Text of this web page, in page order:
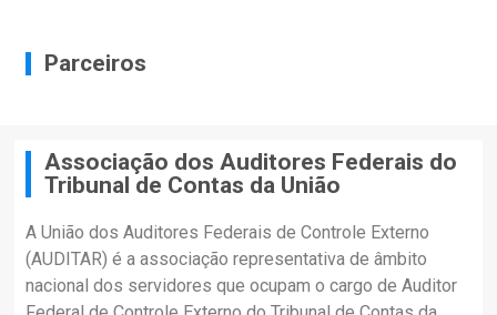
Parceiros
Associação dos Auditores Federais do
Tribunal de Contas da União
A União dos Auditores Federais de Controle Externo
(AUDITAR) é a associação representativa de âmbito
nacional dos servidores que ocupam o cargo de Auditor